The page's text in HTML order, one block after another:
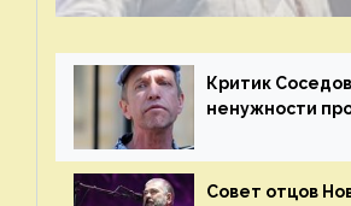
Критик
ненужности
Совет отцов